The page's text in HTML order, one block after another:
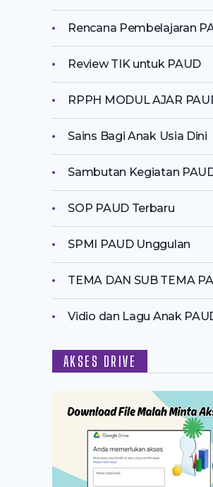
Rencana Pembelajaran
Review TIK untuk PAUD
RPPH MODUL AJAR
Sains Bagi Anak Usia Dini
Sambutan Kegiatan
SOP PAUD Terbaru
SPMI PAUD Unggulan
TEMA DAN SUB TEMA
Vidio dan Lagu Anak
AKSES DRIVE